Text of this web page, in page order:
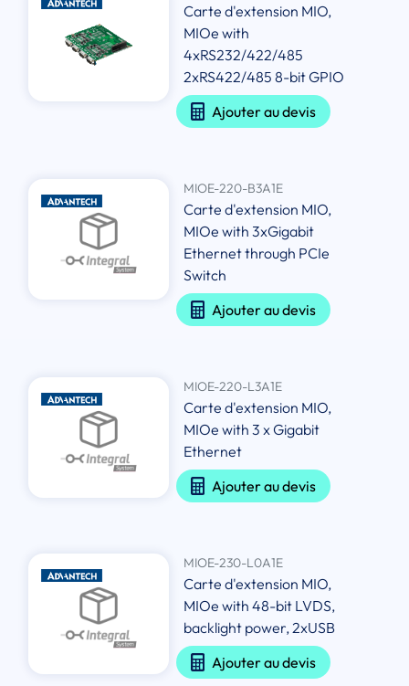
Carte d'extension MIO,
MIOe with
4xRS232/422/485
2xRS422/485 8-bit GPIO
Ajouter au devis
MIOE-220-B3A1E
Carte d'extension MIO,
MIOe with 3xGigabit
Ethernet through PCIe
Switch
Ajouter au devis
MIOE-220-L3A1E
Carte d'extension MIO,
MIOe with 3 x Gigabit
Ethernet
Ajouter au devis
MIOE-230-L0A1E
Carte d'extension MIO,
MIOe with 48-bit LVDS,
backlight power, 2xUSB
Ajouter au devis